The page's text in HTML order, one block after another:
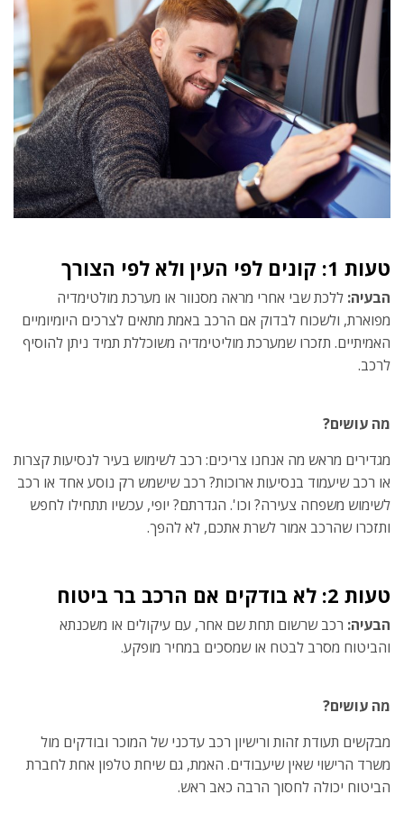
טעות 1: קונים לפי העין ולא לפי הצורך
הבעיה: ללכת שבי אחרי מראה מסנוור או מערכת מולטימדיה
מפוארת, ולשכוח לבדוק אם הרכב באמת מתאים לצרכים היומיומיים
האמיתיים. תזכרו שמערכת מוליטימדיה משוכללת תמיד ניתן להוסיף
לרכב.
מה עושים?
מגדירים מראש מה אנחנו צריכים: רכב לשימוש בעיר לנסיעות קצרות
או רכב שיעמוד בנסיעות ארוכות? רכב שישמש רק נוסע אחד או רכב
לשימוש משפחה צעירה? וכו'. הגדרתם? יופי, עכשיו תתחילו לחפש
ותזכרו שהרכב אמור לשרת אתכם, לא להפך.
טעות 2: לא בודקים אם הרכב בר ביטוח
הבעיה: רכב שרשום תחת שם אחר, עם עיקולים או משכנתא
והביטוח מסרב לבטח או שמסכים במחיר מופקע.
מה עושים?
מבקשים תעודת זהות ורישיון רכב עדכני של המוכר ובודקים מול
משרד הרישוי שאין שיעבודים. האמת, גם שיחת טלפון אחת לחברת
הביטוח יכולה לחסוך הרבה כאב ראש.